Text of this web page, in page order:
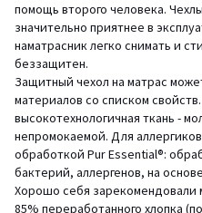
помощь второго человека.
значительно приятнее в
наматрасник легко снимать и
беззащитен.
Защитный чехол на матрас
материалов со списком
высокотехнологичная ткань -
непромокаемой. Для
обработкой Pur Essential®:
бактерий, аллергенов, на
Хорошо себя зарекомендовали
85% переработанного хлопка